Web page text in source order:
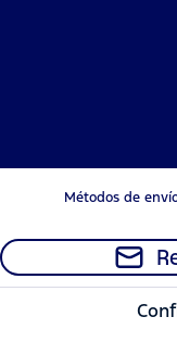
Métodos de